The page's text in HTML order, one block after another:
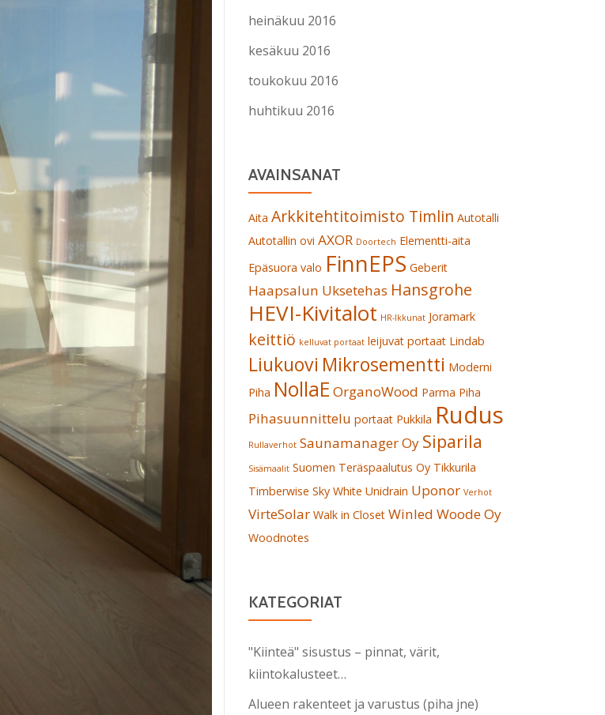
heinäkuu 2016
kesäkuu 2016
toukokuu 2016
huhtikuu 2016
AVAINSANAT
Aita Arkkitehtitoimisto Timlin Autotalli
Autotallin ovi AXOR Doortech Elementti-aita
Epäsuora valo FinnEPS Geberit
Haapsalun Uksetehas Hansgrohe
HEVI-Kivitalot HR-Ikkunat Joramark
keittiö kelluvat portaat leijuvat portaat Lindab
Liukuovi Mikrosementti Moderni
Piha NollaE OrganoWood Parma Piha
Pihasuunnittelu portaat Pukkila Rudus
Rullaverhot Saunamanager Oy Siparila
Sisämaalit Suomen Teräspaalutus Oy Tikkurila
Timberwise Sky White Unidrain Uponor Verhot
VirteSolar Walk in Closet Winled Woode Oy
Woodnotes
KATEGORIAT
"Kiinteä" sisustus – pinnat, värit,
kiintokalusteet…
Alueen rakenteet ja varustus (piha jne)